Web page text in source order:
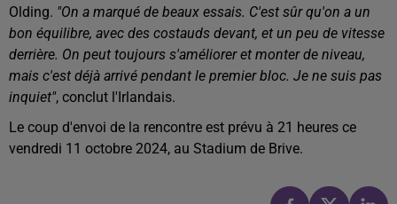
Olding. "On a marqué de beaux essais. C'est sûr qu'on a un
bon équilibre, avec des costauds devant, et un peu de vitesse
derrière. On peut toujours s'améliorer et monter de niveau,
mais c'est déjà arrivé pendant le premier bloc. Je ne suis pas
inquiet", conclut l'Irlandais.
Le coup d'envoi de la rencontre est prévu à 21 heures ce
vendredi 11 octobre 2024, au Stadium de Brive.